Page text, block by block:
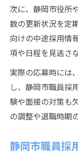
次に、静岡市役所
数の更新状況を定
向けの中途採用情
項や日程を見逃さ
実際の応募時には
し、静岡市職員採
験や面接の対策も
の調整や退職時期
静岡市職員採